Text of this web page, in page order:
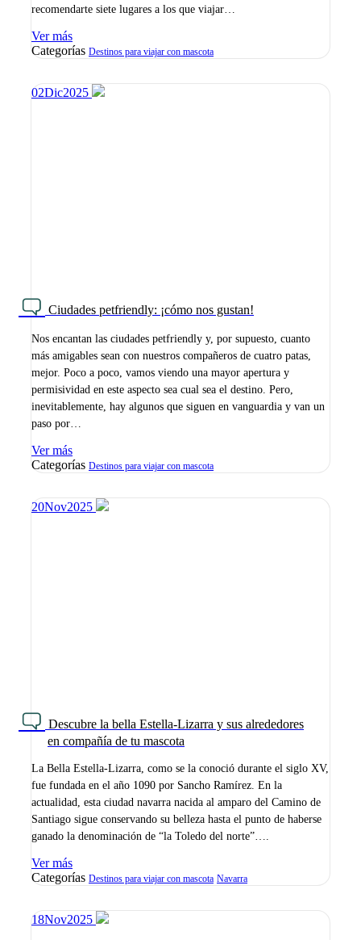
recomendarte siete lugares a los que viajar…
Ver más
Categorías Destinos para viajar con mascota
02Dic2025
Ciudades petfriendly: ¡cómo nos gustan!
Nos encantan las ciudades petfriendly y, por supuesto, cuanto
más amigables sean con nuestros compañeros de cuatro patas,
mejor. Poco a poco, vamos viendo una mayor apertura y
permisividad en este aspecto sea cual sea el destino. Pero,
inevitablemente, hay algunos que siguen en vanguardia y van un
paso por…
Ver más
Categorías Destinos para viajar con mascota
20Nov2025
Descubre la bella Estella-Lizarra y sus alrededores
en compañía de tu mascota
La Bella Estella-Lizarra, como se la conoció durante el siglo XV,
fue fundada en el año 1090 por Sancho Ramírez. En la
actualidad, esta ciudad navarra nacida al amparo del Camino de
Santiago sigue conservando su belleza hasta el punto de haberse
ganado la denominación de “la Toledo del norte”….
Ver más
Categorías Destinos para viajar con mascota Navarra
18Nov2025